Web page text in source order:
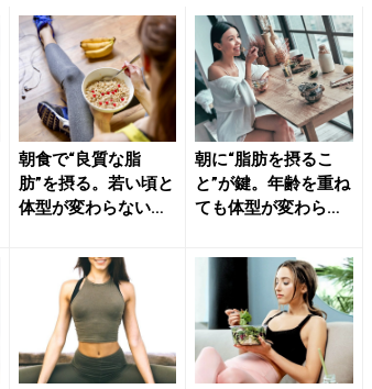
朝食で“良質な脂
肪”を摂る。若い頃と
体型が変わらないセ
型キープ...
朝に“脂肪を摂るこ
と”が鍵。年齢を重ね
ても体型が変わらな
トの秘...